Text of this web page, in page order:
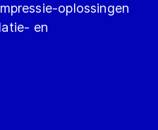
oplossingen
en